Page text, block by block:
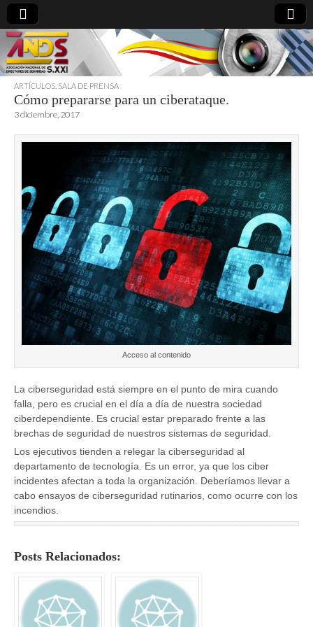
directoresdeseguridad.es
ARTÍCULOS SALA DE PRENSA
Cómo prepararse para un ciberataque.
3 diciembre, 2017
Acceso al contenido
La ciberseguridad está siempre en el punto de mira cuando
falla, pero es crucial en el día a día de nuestra sociedad
ciberdependiente. Es crucial estar preparado frente a las
brechas de seguridad de nuestros sistemas de seguridad.
Los ejecutivos tienden a relegar la ciberseguridad al
departamento de tecnología. Es un error, ya que los ciber
incidentes afectan a toda la organización. Deberíamos llevar a
cabo ensayos de ciberseguridad rutinarios, como ocurre con los
incendios.
Posts Relacionados: